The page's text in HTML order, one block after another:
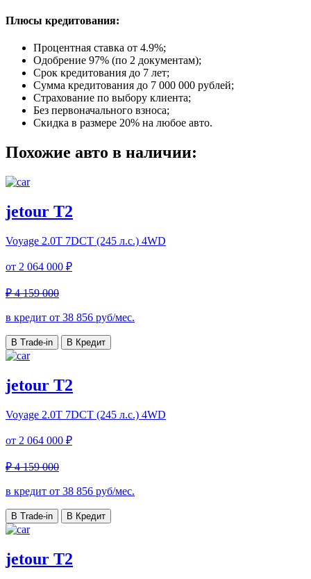
Плюсы кредитования:
Процентная ставка от 4.9%;
Одобрение 97% (по 2 документам);
Срок кредитования до 7 лет;
Сумма кредитования до 7 000 000 рублей;
Страхование по выбору клиента;
Без первоначального взноса;
Скидка в размере 20% на любое авто.
Похожие авто в наличии:
jetour T2
Voyage 2.0T 7DCT (245 л.с.) 4WD
от 2 064 000 ₽
₽ 4 159 000
в кредит от 38 856 руб/мес.
В Trade-in В Кредит
jetour T2
Voyage 2.0T 7DCT (245 л.с.) 4WD
от 2 064 000 ₽
₽ 4 159 000
в кредит от 38 856 руб/мес.
В Trade-in В Кредит
jetour T2